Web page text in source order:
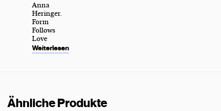
Anna
Heringer.
Form
Follows
Love
Weiterlesen
Ähnliche Produkte